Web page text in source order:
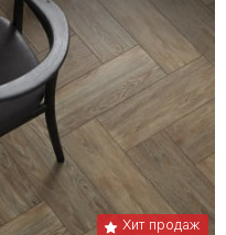
Хит продаж